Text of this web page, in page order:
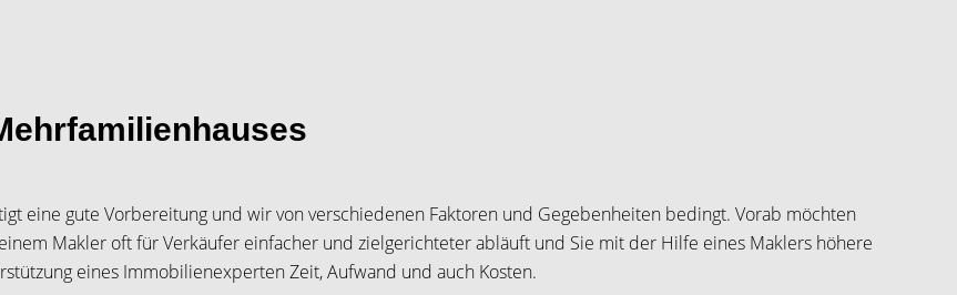
eine gute Vorbereitung und wir von verschiedenen Faktoren und Gegebenheiten bedingt. Vorab möchten
Makler oft für Verkäufer einfacher und zielgerichteter abläuft und Sie mit der Hilfe eines Maklers höhere
eines Immobilienexperten Zeit, Aufwand und auch Kosten.